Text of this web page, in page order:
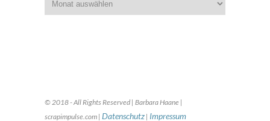
© 2018 - All Rights Reserved | Barbara Haane |
scrapimpulse.com | Datenschutz | Impressum